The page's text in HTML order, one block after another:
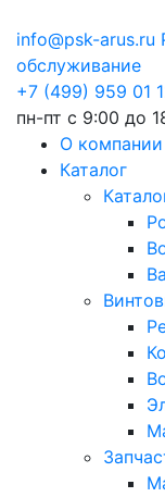
info@psk-arus.ru
обслуживание
+7 (499) 959 01
пн-пт с 9:00 до
О компании
Каталог